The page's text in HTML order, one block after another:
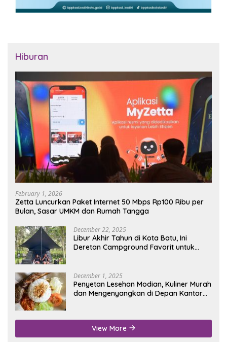
Hiburan
February 1, 2026
Zetta Luncurkan Paket Internet 50 Mbps Rp100 Ribu per
Bulan, Sasar UMKM dan Rumah Tangga
December 22, 2025
Libur Akhir Tahun di Kota Batu, Ini
Deretan Campground Favorit untuk
December 1, 2025
Penyetan Lesehan Modian, Kuliner Murah
dan Mengenyangkan di Depan Kantor
View More